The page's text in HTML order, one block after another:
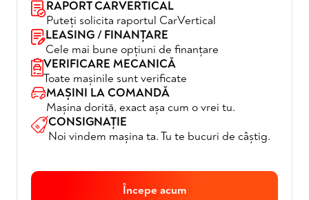
RAPORT CARVERTICAL
Puteți solicita raportul CarVertical
LEASING / FINANȚARE
Cele mai bune opțiuni de finanțare
VERIFICARE MECANICĂ
Toate mașinile sunt verificate
MAȘINI LA COMANDĂ
Mașina dorită, exact așa cum o vrei tu.
CONSIGNAȚIE
Noi vindem mașina ta. Tu te bucuri de câștig.
Începe acum